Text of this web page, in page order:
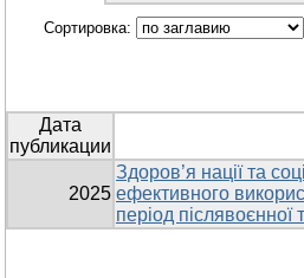
Сортировка:
Дата
публикации
2025
Здоров’я нації та
ефективного
період післявоєнної